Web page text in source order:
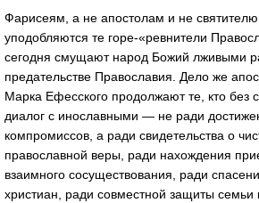
Фарисеям, а не апостолам и не
уподобляются те горе-«ревнители
сегодня смущают народ Божий лживыми
предательстве Православия. Дело же
Марка Ефесского продолжают те, кто без
диалог с инославными — не ради
компромиссов, а ради свидетельства о
православной веры, ради нахождения
взаимного сосуществования, ради
христиан, ради совместной защиты семьи